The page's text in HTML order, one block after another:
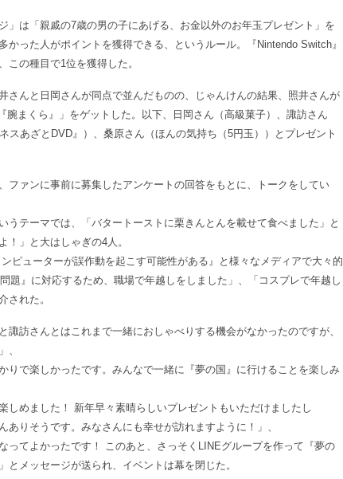
」は「親戚の7歳の男の子にあげる、お金以外のお年玉プレゼント」を
かった人がポイントを獲得できる、というルール。『Nintendo Switch』
この種目で1位を獲得した。
さんと日岡さんが同点で並んだものの、じゃんけんの結果、照井さんが
腕まくら』」をゲットした。以下、日岡さん（高級菓子）、諏訪さん
スあざとDVD』）、桑原さん（ほんの気持ち（5円玉））とプレゼント
ファンに事前に募集したアンケートの回答をもとに、トークをしてい
うテーマでは、「バタートーストに栗きんとんを載せて食べました」と
！」と大はしゃぎの4人。
ピューターが誤作動を起こす可能性がある』と様々なメディアで大々的
題』に対応するため、職場で年越しをしました」、「コスプレで年越し
された。
諏訪さんとはこれまで一緒におしゃべりする機会がなかったのですが、
、
りで楽しかったです。みんなで一緒に『夢の国』に行けることを楽しみ
しめました！ 新年早々素晴らしいプレゼントもいただけましたし
ありそうです。みなさんにも幸せが訪れますように！」、
ってよかったです！ このあと、さっそくLINEグループを作って『夢の
とメッセージが送られ、イベントは幕を閉じた。